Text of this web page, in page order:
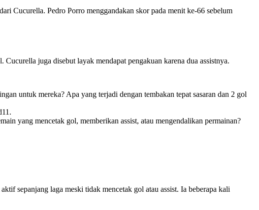
Cucurella. Pedro Porro menggandakan skor pada menit ke-66 sebelum
juga disebut layak mendapat pengakuan karena dua assistnya.
untuk mereka? Apa yang terjadi dengan tembakan tepat sasaran dan 2 gol
yang mencetak gol, memberikan assist, atau mengendalikan permainan?
sepanjang laga meski tidak mencetak gol atau assist. Ia beberapa kali